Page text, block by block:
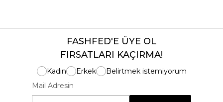
FASHFED'E ÜYE OL
FIRSATLARI KAÇIRMA!
Kadın Erkek
Belirtmek istemiyorum
Mail Adresin